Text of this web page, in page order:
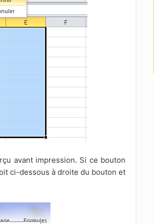
avant impression. Si ce bouton
ci-dessous à droite du bouton et